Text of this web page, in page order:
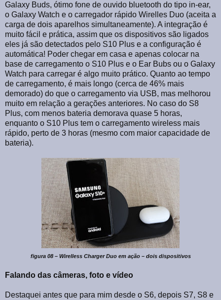
Galaxy Buds, ótimo fone de ouvido bluetooth do tipo in-ear,
o Galaxy Watch e o carregador rápido Wirelles Duo (aceita a
carga de dois aparelhos simultaneamente). A integração é
muito fácil e prática, assim que os dispositivos são ligados
eles já são detectados pelo S10 Plus e a configuração é
automática! Poder chegar em casa e apenas colocar na
base de carregamento o S10 Plus e o Ear Bubs ou o Galaxy
Watch para carregar é algo muito prático. Quanto ao tempo
de carregamento, é mais longo (cerca de 46% mais
demorado) do que o carregamento via USB, mas melhorou
muito em relação a gerações anteriores. No caso do S8
Plus, com menos bateria demorava quase 5 horas,
enquanto o S10 Plus tem o carregamento wireless mais
rápido, perto de 3 horas (mesmo com maior capacidade de
bateria).
figura 08 – Wirelless Charger Duo em ação – dois dispositivos
Falando das câmeras, foto e vídeo
Destaquei antes que para mim desde o S6, depois S7, S8 e